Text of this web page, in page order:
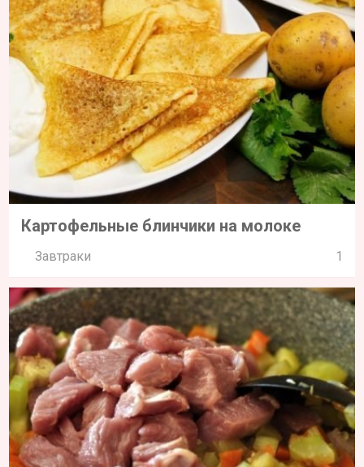
Картофельные блинчики на молоке
Завтраки 1